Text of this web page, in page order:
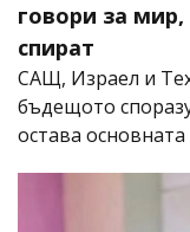
говори за
спират
САЩ, Израел и
бъдещото
остава